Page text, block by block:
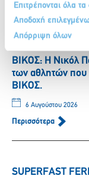
Επιτρέπονται όλα
Αποδοχή
Απόρριψη όλων
Περισσότερα
ΒΙΚΟΣ: Η Νικόλ
των αθλητών που
ΒΙΚΟΣ.
6 Αυγούστου 2026
Περισσότερα
SUPERFAST